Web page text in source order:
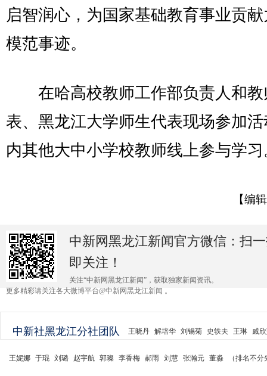
启智润心，为国家基础教育事业贡
模范事迹。
在哈高校教师工作部负责人和教
表、黑龙江大学师生代表现场参加
内其他大中小学校教师线上参与学
【编
中新网黑龙江新闻官方微信：扫
即关注！
关注“中新网黑龙江新闻”，获取独家新闻资讯。
更多精彩请关注各大微博平台@中新网黑龙江新闻 。
中新社黑龙江分社团队 王晓丹 解培华 刘锡菊 史轶夫 王琳 戚
王妮娜 于琨 刘璐 赵宇航 郭璨 李香梅 郝雨 刘慧 张瀚元 董淼 （排名不